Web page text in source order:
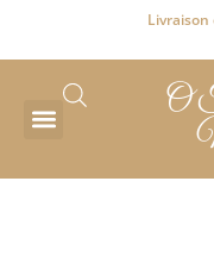
O